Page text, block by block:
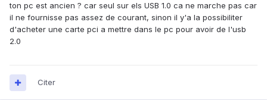
ton pc est ancien ? car seul sur els USB 1.0 ca ne marche pas car
il ne fournisse pas assez de courant, sinon il y'a la possibiliter
d'acheter une carte pci a mettre dans le pc pour avoir de l'usb
2.0
Citer